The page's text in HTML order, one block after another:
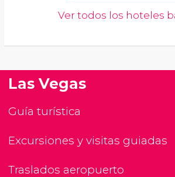
Ver todos los hoteles
Las Vegas
Guía turística
Excursiones y visitas guiadas
Traslados aeropuerto